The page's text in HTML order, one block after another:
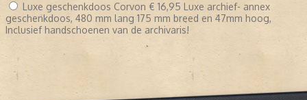
Luxe geschenkdoos Corvon € 16,95 Luxe archief- annex
geschenkdoos, 480 mm lang 175 mm breed en 47mm hoog,
Inclusief handschoenen van de archivaris!